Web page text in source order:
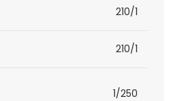
210/1
210/1
1/250